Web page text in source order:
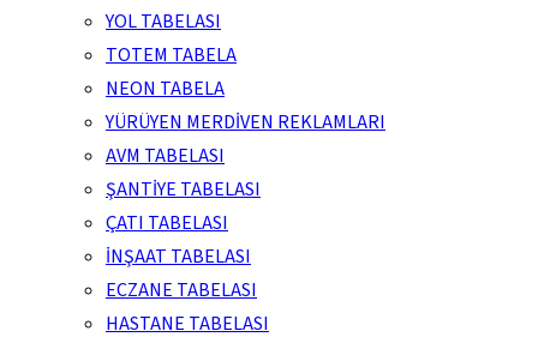
YOL TABELASI
TOTEM TABELA
NEON TABELA
YÜRÜYEN MERDİVEN REKLAMLARI
AVM TABELASI
ŞANTİYE TABELASI
ÇATI TABELASI
İNŞAAT TABELASI
ECZANE TABELASI
HASTANE TABELASI